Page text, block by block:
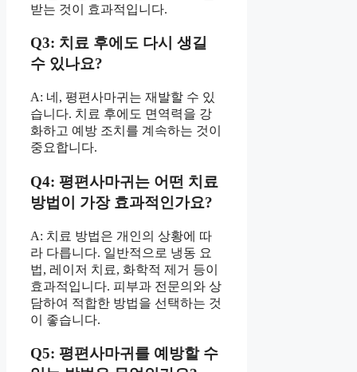
받는 것이 효과적입니다.
Q3: 치료 후에도 다시 생길
수 있나요?
A: 네, 평편사마귀는 재발할 수 있
습니다. 치료 후에도 면역력을 강
화하고 예방 조치를 계속하는 것이
중요합니다.
Q4: 평편사마귀는 어떤 치료
방법이 가장 효과적인가요?
A: 치료 방법은 개인의 상황에 따
라 다릅니다. 일반적으로 냉동 요
법, 레이저 치료, 화학적 제거 등이
효과적입니다. 피부과 전문의와 상
담하여 적합한 방법을 선택하는 것
이 좋습니다.
Q5: 평편사마귀를 예방할 수